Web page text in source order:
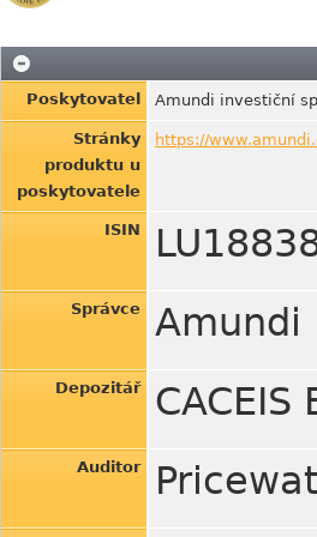
Poskytovatel Amundi investiční
Stránky
produktu u
poskytovatele
https://
ISIN
Správce Amundi
Depozitář
Auditor